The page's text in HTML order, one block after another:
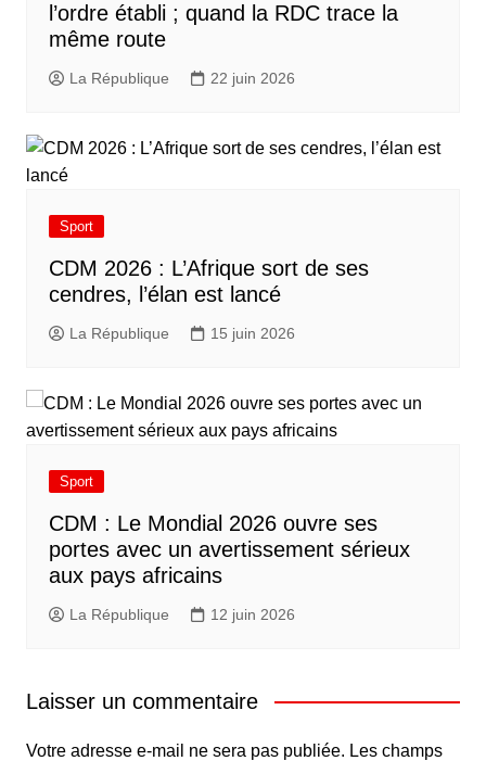
l’ordre établi ; quand la RDC trace la
même route
La République 22 juin 2026
Sport
CDM 2026 : L’Afrique sort de ses
cendres, l’élan est lancé
La République 15 juin 2026
Sport
CDM : Le Mondial 2026 ouvre ses
portes avec un avertissement sérieux
aux pays africains
La République 12 juin 2026
Laisser un commentaire
Votre adresse e-mail ne sera pas publiée. Les champs